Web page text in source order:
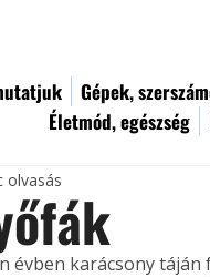
Gépek,
Életmód, egészség
olvasás
évben karácsony